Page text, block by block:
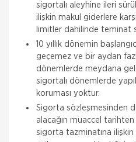
sigortalı aleyhine ileri
ilişkin makul giderlere
limitler dahilinde teminat
10 yıllık dönemin
geçemez ve bir aydan
dönemlerde meydana
sigortalı dönemlerde
koruması yoktur.
Sigorta sözleşmesinden
alacağın muaccel
sigorta tazminatına